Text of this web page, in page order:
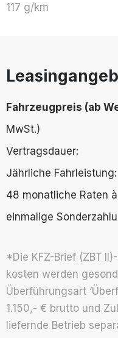
117 g/km
Fahrzeugpreis (ab
MwSt.)
Vertragsdauer:
Jährliche
48 monatliche
einmalige
*Die KFZ-Brief (ZBT
kosten werden
Über­­führungsart
1.150,- € brutto und
liefernde Betrieb